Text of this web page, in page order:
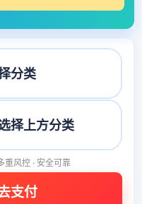
重风控 · 安全可靠